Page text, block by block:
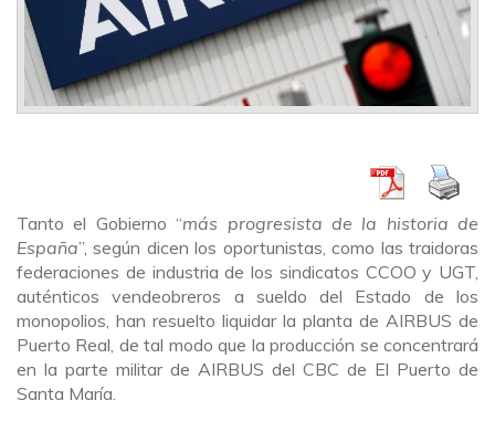
Tanto el Gobierno “más progresista de la historia de
España”, según dicen los oportunistas, como las traidoras
federaciones de industria de los sindicatos CCOO y UGT,
auténticos vendeobreros a sueldo del Estado de los
monopolios, han resuelto liquidar la planta de AIRBUS de
Puerto Real, de tal modo que la producción se concentrará
en la parte militar de AIRBUS del CBC de El Puerto de
Santa María.